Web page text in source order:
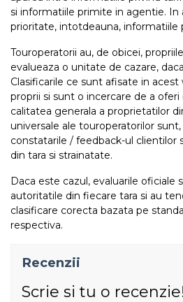
si informatiile primite in agentie. In
prioritate, intotdeauna, informatiile
Touroperatorii au, de obicei,
evalueaza o unitate de cazare,
Clasificarile ce sunt afisate in
proprii si sunt o incercare de a
calitatea generala a proprietatilor
universale ale touroperatorilor
constatarile / feedback-ul clientilor
din tara si strainatate.
Daca este cazul, evaluarile oficiale
autoritatile din fiecare tara si au
clasificare corecta bazata pe
respectiva.
Recenzii
Scrie si tu o recenzie!